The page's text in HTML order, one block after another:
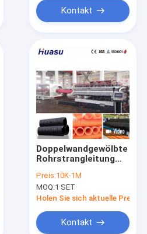
mm
Kontakt
Doppelwandgewölbte
Rohrstrangleitung
Rohrdurchmesser
von 32-1600 mm,
Siemens PLC-
Produktivität
Preis:10K-1M
MOQ:1 SET
Holen Sie sich aktuelle Preis
Kontakt